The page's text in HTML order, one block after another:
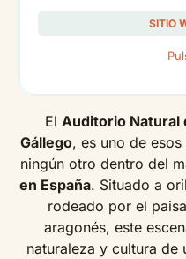
SITIO
El Auditorio Natural
Gállego, es uno de
ningún otro dentro del
en España. Situado a
rodeado por el
aragonés, este
naturaleza y cultura